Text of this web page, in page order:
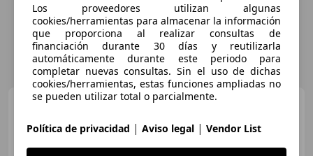
Lexus CT 200h
Los proveedores utilizan algunas
cookies/herramientas para almacenar la información
que proporciona al realizar consultas de
financiación durante 30 días y reutilizarla
automáticamente durante este periodo para
completar nuevas consultas. Sin el uso de dichas
cookies/herramientas, estas funciones ampliadas no
se pueden utilizar total o parcialmente.
Política de privacidad | Aviso legal | Vendor List